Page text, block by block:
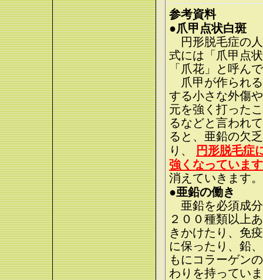
参考資料
●爪甲点状白斑
円形脱毛症の
式には「爪甲点
「爪花」と呼ん
爪甲が作られ
する小さな外傷
元を強く打った
るなどと言われ
ると、亜鉛の欠
り、
円形脱毛症
強くなっていま
消えていきます。
●亜鉛の働き
亜鉛を必須成
２００種類以上
きかけたり、免
に保ったり、鉛
もにコラーゲン
わりを持ってい